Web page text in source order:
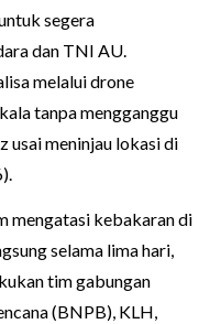
segera
dan TNI AU.
melalui drone
tanpa mengganggu
usai meninjau lokasi di
mengatasi kebakaran di
selama lima hari,
tim gabungan
(BNPB), KLH,